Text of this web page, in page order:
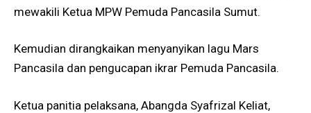
mewakili Ketua MPW Pemuda Pancasila Sumut.
Kemudian dirangkaikan menyanyikan lagu Mars
Pancasila dan pengucapan ikrar Pemuda Pancasila.
Ketua panitia pelaksana, Abangda Syafrizal Keliat,